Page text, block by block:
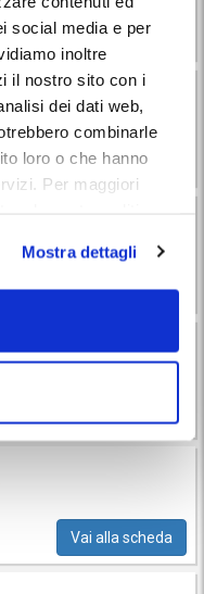
social media e per
inoltre
il nostro sito con i
dei dati web,
combinarle
loro o che hanno
Per maggiori
Mostra dettagli
Vai alla scheda
Vai alla scheda
Vai alla scheda
Vai alla scheda